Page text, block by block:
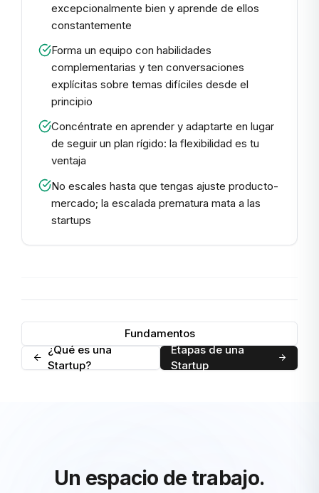
excepcionalmente bien y aprende de ellos
constantemente
Forma un equipo con habilidades
complementarias y ten conversaciones
explícitas sobre temas difíciles desde el
principio
Concéntrate en aprender y adaptarte en lugar
de seguir un plan rígido: la flexibilidad es tu
ventaja
No escales hasta que tengas ajuste producto-
mercado; la escalada prematura mata a las
startups
Fundamentos
¿Qué es una
Startup?
Etapas de una
Startup
Un espacio de trabajo.